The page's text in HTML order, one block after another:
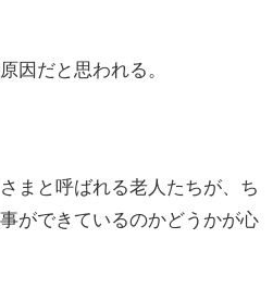
因だと思われる。
まと呼ばれる老人たちが、ち
ができているのかどうかが心